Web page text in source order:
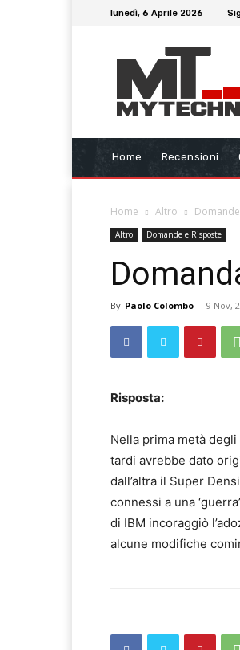
lunedì, 6 Aprile 2026
Home Recensioni
Home Altro
Altro Domande e Risposte
By Paolo Colombo - 9 Nov,
Risposta:
Nella prima metà
tardi avrebbe dato
dall’altra il Super
connessi a una
di IBM incoraggiò
alcune modifiche